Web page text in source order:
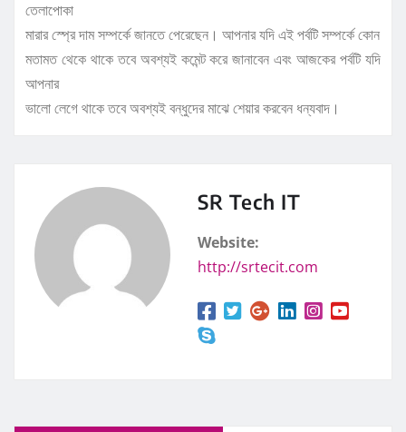
তেলাপোকা
মারার স্প্রে দাম সম্পর্কে জানতে পেরেছেন। আপনার যদি এই পর্বটি সম্পর্কে কোন
মতামত থেকে থাকে তবে অবশ্যই কমেন্ট করে জানাবেন এবং আজকের পর্বটি যদি
আপনার
ভালো লেগে থাকে তবে অবশ্যই বন্ধুদের মাঝে শেয়ার করবেন ধন্যবাদ।
SR Tech IT
Website:
http://srtecit.com